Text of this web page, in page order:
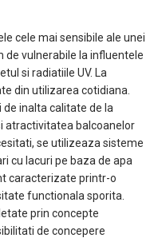
cele mai sensibile ale unei
de vulnerabile la influentele
si radiatiile UV. La
din utilizarea cotidiana.
inalta calitate de la
atractivitatea balcoanelor
se utilizeaza sisteme
cu lacuri pe baza de apa
caracterizate printr-o
functionala sporita.
prin concepte
de concepere